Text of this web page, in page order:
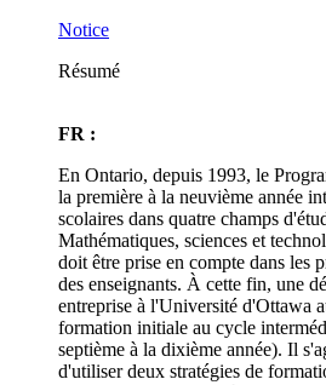
Notice
Résumé
FR :
En Ontario, depuis 1993, le
la première à la neuvième année
scolaires dans quatre champs
Mathématiques, sciences et
doit être prise en compte dans les
des enseignants. À cette fin, une
entreprise à l'Université d'Ottawa
formation initiale au cycle
septième à la dixième année). Il
d'utiliser deux stratégies de